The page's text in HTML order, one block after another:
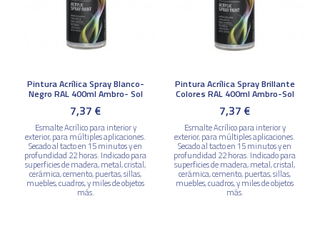
Pintura Acrílica Spray Blanco-
Negro RAL 400ml Ambro- Sol
7,37 €
Esmalte Acrílico para interior y
exterior, para múltiples aplicaciones.
Secado al tacto en 15 minutos y en
profundidad 22 horas. Indicado para
superficies de madera, metal, cristal,
cerámica, cemento, puertas, sillas,
muebles, cuadros, y miles de objetos
más.
Pintura Acrílica Spray Brillante
Colores RAL 400ml Ambro-Sol
7,37 €
Esmalte Acrílico para interior y
exterior, para múltiples aplicaciones.
Secado al tacto en 15 minutos y en
profundidad 22 horas. Indicado para
superficies de madera, metal, cristal,
cerámica, cemento, puertas, sillas,
muebles, cuadros, y miles de objetos
más.